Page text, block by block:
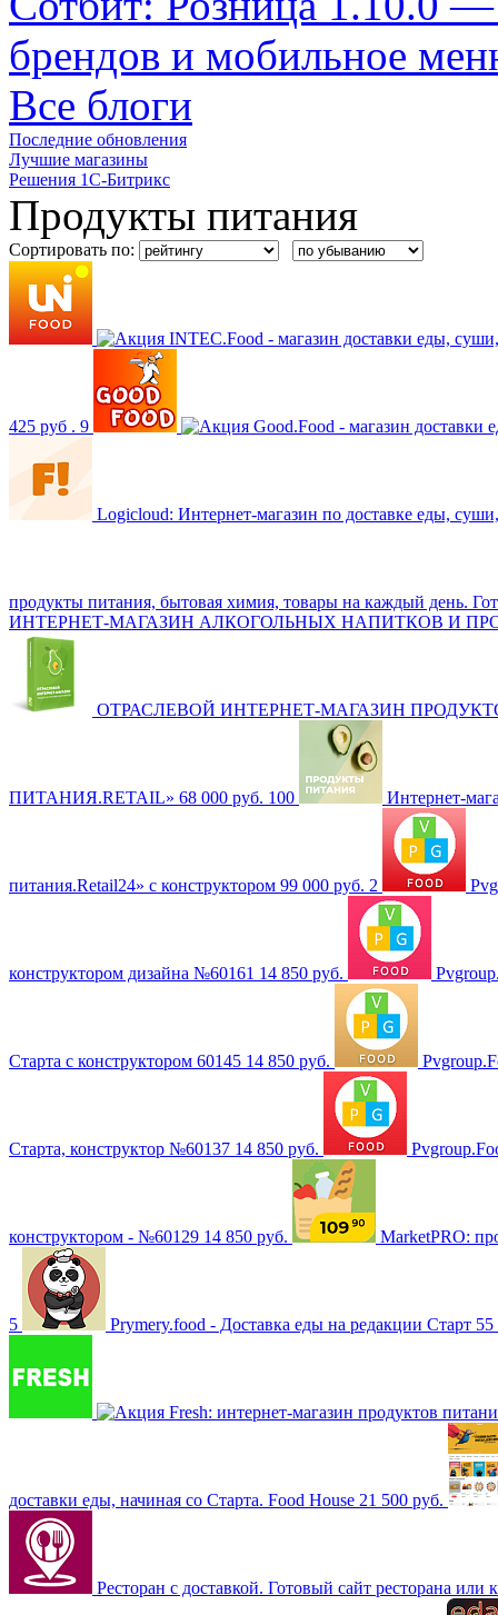
брендов и мобильное
Все блоги
Последние обновления
Лучшие магазины
Решения 1С-Битрикс
Продукты питания
Сортировать по:
INTEC.Food - магазин доставки еды,
425 руб . 9 Good.Food - магазин
Logicloud: Интернет-магазин по доставке еды,
продукты питания, бытовая химия, товары на каждый день.
ИНТЕРНЕТ-МАГАЗИН АЛКОГОЛЬНЫХ НАПИТКОВ И
ОТРАСЛЕВОЙ ИНТЕРНЕТ-МАГАЗИН
ПИТАНИЯ.RETAIL» 68 000 руб. 100 Интернет-
питания.Retail24» с конструктором 99 000 руб. 2
конструктором дизайна №60161 14 850 руб.
Старта с конструктором 60145 14 850 руб.
Старта, конструктор №60137 14 850 руб.
конструктором - №60129 14 850 руб. MarketPRO:
5 Prymery.food - Доставка еды на редакции Старт
Fresh: интернет-магазин продуктов
доставки еды, начиная со Старта. Food House 21 500 руб.
Ресторан с доставкой. Готовый сайт ресторана